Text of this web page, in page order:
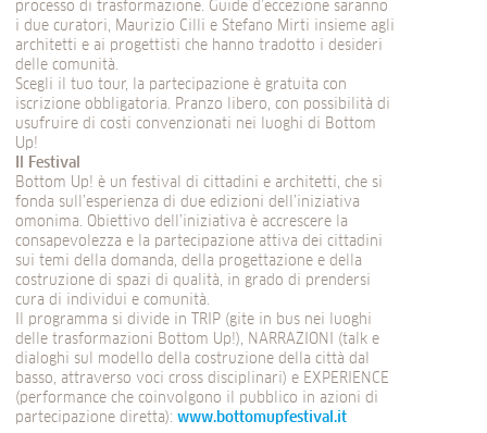
processo di trasformazione. Guide d’eccezione saranno
i due curatori, Maurizio Cilli e Stefano Mirti insieme agli
architetti e ai progettisti che hanno tradotto i desideri
delle comunità.
Scegli il tuo tour, la partecipazione è gratuita con
iscrizione obbligatoria. Pranzo libero, con possibilità di
usufruire di costi convenzionati nei luoghi di Bottom
Up!
Il Festival
Bottom Up! è un festival di cittadini e architetti, che si
fonda sull’esperienza di due edizioni dell’iniziativa
omonima. Obiettivo dell’iniziativa è accrescere la
consapevolezza e la partecipazione attiva dei cittadini
sui temi della domanda, della progettazione e della
costruzione di spazi di qualità, in grado di prendersi
cura di individui e comunità.
Il programma si divide in TRIP (gite in bus nei luoghi
delle trasformazioni Bottom Up!), NARRAZIONI (talk e
dialoghi sul modello della costruzione della città dal
basso, attraverso voci cross disciplinari) e EXPERIENCE
(performance che coinvolgono il pubblico in azioni di
partecipazione diretta): www.bottomupfestival.it